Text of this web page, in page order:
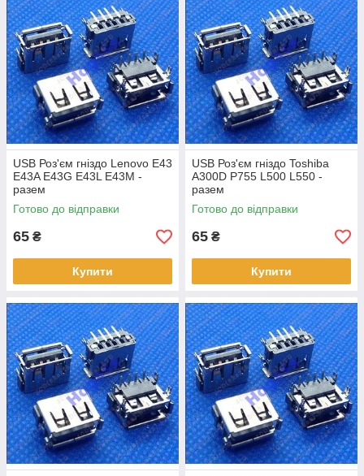
USB Роз'єм гніздо Lenovo E43
E43A E43G E43L E43M -
разем
Готово до відправки
65 ₴
Купити
USB Роз'єм гніздо Toshiba
A300D P755 L500 L550 -
разем
Готово до відправки
65 ₴
Купити